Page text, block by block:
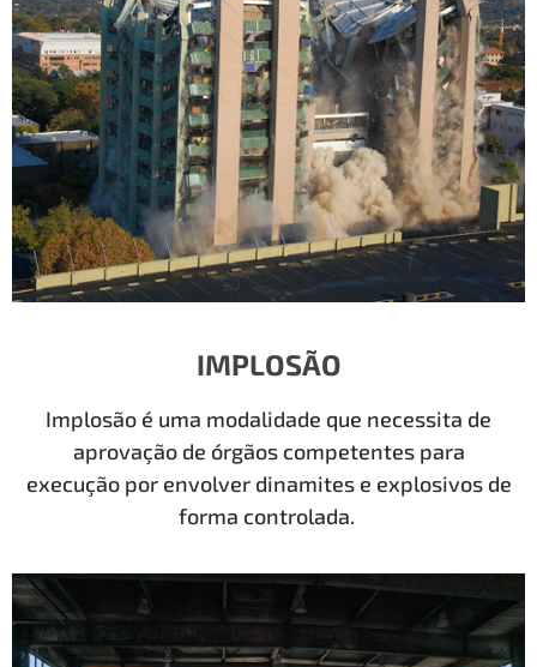
IMPLOSÃO
Implosão é uma modalidade que necessita de
aprovação de órgãos competentes para
execução por envolver dinamites e explosivos de
forma controlada.